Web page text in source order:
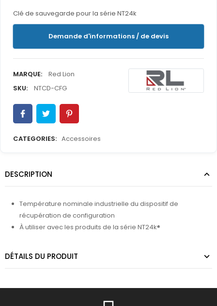
Clé de sauvegarde pour la série NT24k
Demande d'informations / de devis
MARQUE:
Red Lion
SKU:
NTCD-CFG
CATEGORIES: Accessoires
DESCRIPTION
Température nominale industrielle du dispositif de
récupération de configuration
À utiliser avec les produits de la série NT24k®
DÉTAILS DU PRODUIT